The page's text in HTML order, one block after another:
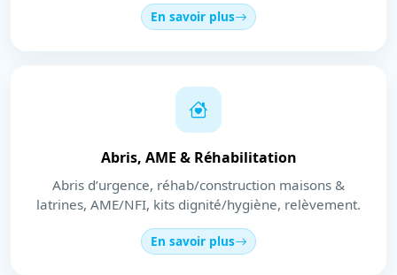
En savoir plus
Abris, AME & Réhabilitation
Abris d’urgence, réhab/construction maisons &
latrines, AME/NFI, kits dignité/hygiène, relèvement.
En savoir plus